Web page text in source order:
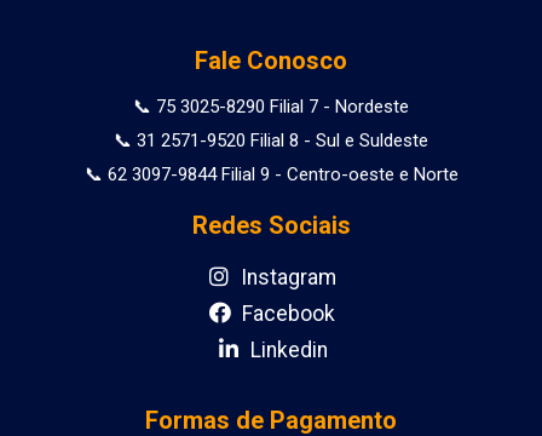
Fale Conosco
📞 75 3025-8290 Filial 7 - Nordeste
📞 31 2571-9520 Filial 8 - Sul e Suldeste
📞 62 3097-9844 Filial 9 - Centro-oeste e Norte
Redes Sociais
Instagram
Facebook
Linkedin
Formas de Pagamento